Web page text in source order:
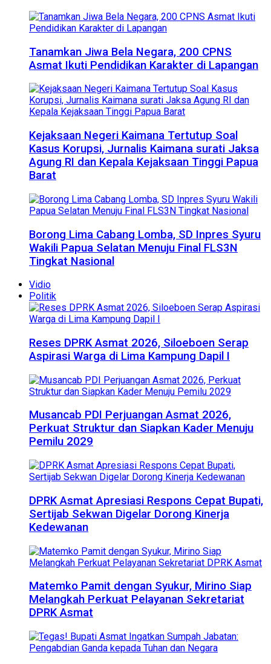
Tanamkan Jiwa Bela Negara, 200 CPNS
Asmat Ikuti Pendidikan Karakter di Lapangan
Kejaksaan Negeri Kaimana Tertutup Soal
Kasus Korupsi, Jurnalis Kaimana surati Jaksa
Agung RI dan Kepala Kejaksaan Tinggi Papua
Barat
Borong Lima Cabang Lomba, SD Inpres Syuru
Wakili Papua Selatan Menuju Final FLS3N
Tingkat Nasional
Vidio
Politik
Reses DPRK Asmat 2026, Siloeboen Serap
Aspirasi Warga di Lima Kampung Dapil I
Musancab PDI Perjuangan Asmat 2026,
Perkuat Struktur dan Siapkan Kader Menuju
Pemilu 2029
DPRK Asmat Apresiasi Respons Cepat Bupati,
Sertijab Sekwan Digelar Dorong Kinerja
Kedewanan
Matemko Pamit dengan Syukur, Mirino Siap
Melangkah Perkuat Pelayanan Sekretariat
DPRK Asmat